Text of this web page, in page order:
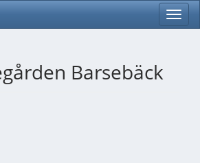
Barsebäck